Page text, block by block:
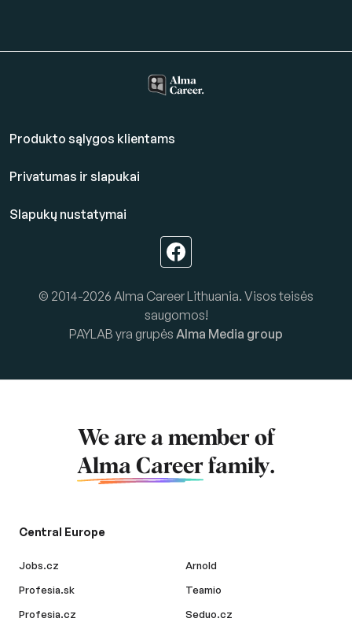
Produkto sąlygos klientams
Privatumas ir slapukai
Slapukų nustatymai
© 2014-2026 Alma Career Lithuania. Visos teisės
saugomos!
PAYLAB yra grupės Alma Media group
We are a member of
Alma Career family.
Central Europe
Jobs.cz
Profesia.sk
Profesia.cz
Arnold
Teamio
Seduo.cz